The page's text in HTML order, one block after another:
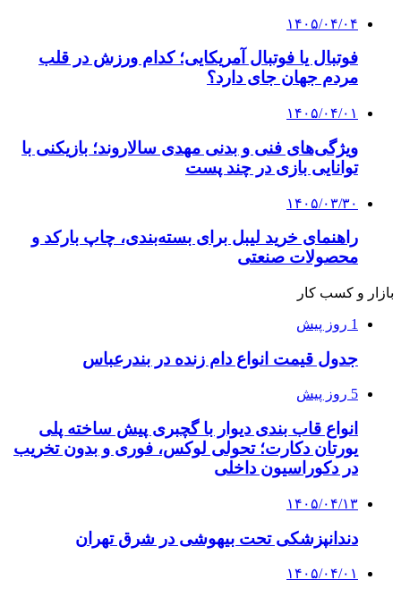
۱۴۰۵/۰۴/۰۴
فوتبال یا فوتبال آمریکایی؛ کدام ورزش در قلب
مردم جهان جای دارد؟
۱۴۰۵/۰۴/۰۱
ویژگی‌های فنی و بدنی مهدی سالاروند؛ بازیکنی با
توانایی بازی در چند پست
۱۴۰۵/۰۳/۳۰
راهنمای خرید لیبل برای بسته‌بندی، چاپ بارکد و
محصولات صنعتی
بازار و کسب کار
1 روز پیش
جدول قیمت انواع دام زنده در بندرعباس
5 روز پیش
انواع قاب بندی دیوار با گچبری پیش ساخته پلی
یورتان دکارت؛ تحولی لوکس، فوری و بدون تخریب
در دکوراسیون داخلی
۱۴۰۵/۰۴/۱۳
دندانپزشکی تحت بیهوشی در شرق تهران
۱۴۰۵/۰۴/۰۱